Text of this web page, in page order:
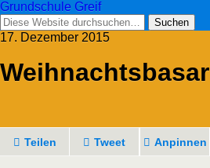
Grundschule Greif
17. Dezember 2015
Weihnachtsbasar
Teilen Tweet Anpinnen